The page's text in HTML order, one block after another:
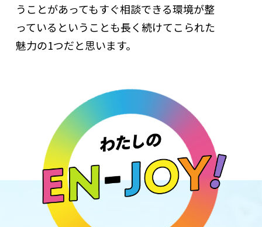
うことがあってもすぐ相談できる環境が整
っているということも長く続けてこられた
魅力の1つだと思います。